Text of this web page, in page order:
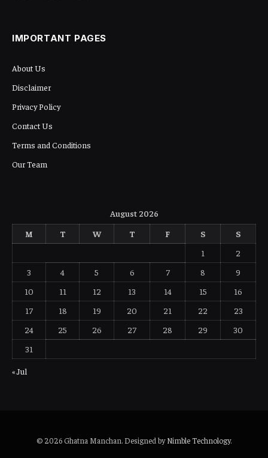
IMPORTANT PAGES
About Us
Disclaimer
Privacy Policy
Contact Us
Terms and Conditions
Our Team
August 2026
M
T W T F S
S
1
2
3
4 5 6 7 8
9
10
11 12 13 14 15
16
17
18 19 20 21 22
23
24
25 26 27 28 29
30
31
« Jul
© 2026 Ghatna Manchan. Designed byNimble Technology.